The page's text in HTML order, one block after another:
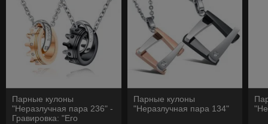
Парные кулоны
"Неразлучная пара 236" -
Гравировка: "Его
Парные кулоны
"Неразлучная пара 134"